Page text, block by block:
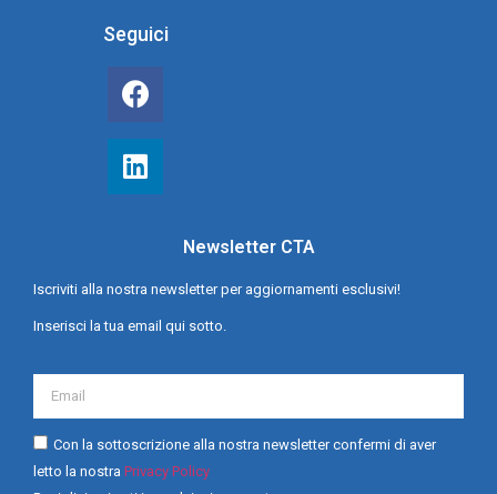
Seguici
Newsletter CTA
Iscriviti alla nostra newsletter per aggiornamenti esclusivi!
Inserisci la tua email qui sotto.
Con la sottoscrizione alla nostra newsletter confermi di aver
letto la nostra Privacy Policy